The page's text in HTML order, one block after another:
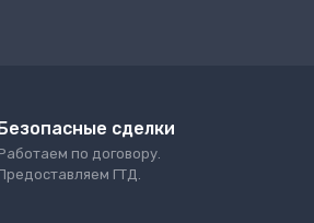
сделки
по договору.
ГТД.